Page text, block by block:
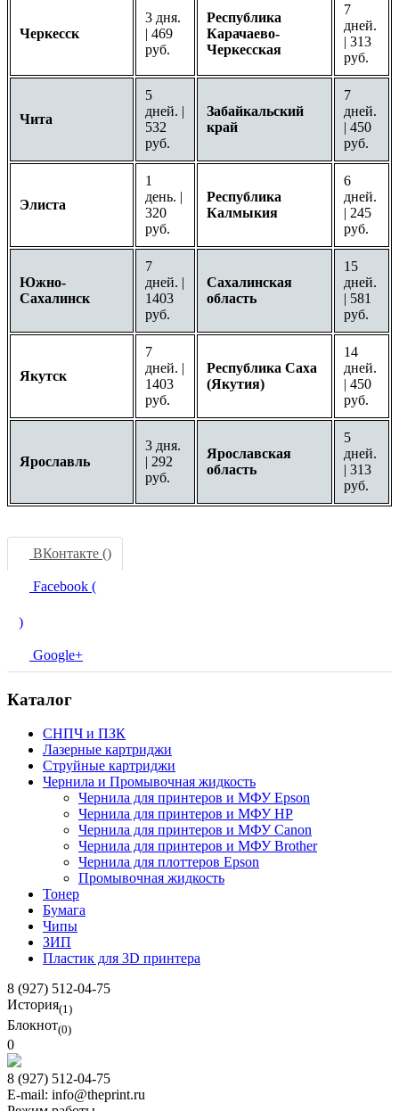
Черкесск
3 дня.
| 469
руб.
Республика
Карачаево-
Черкесская
7
дней.
| 313
руб.
Чита
5
дней. |
532
руб.
Забайкальский
край
7
дней.
| 450
руб.
Элиста
1
день. |
320
руб.
Республика
Калмыкия
6
дней.
| 245
руб.
Южно-
Сахалинск
7
дней. |
1403
руб.
Сахалинская
область
15
дней.
| 581
руб.
Якутск
7
дней. |
1403
руб.
Республика Саха
(Якутия)
14
дней.
| 450
руб.
Ярославль
3 дня.
| 292
руб.
Ярославская
область
5
дней.
| 313
руб.
ВКонтакте ()
Facebook (
)
Google+
Каталог
СНПЧ и ПЗК
Лазерные картриджи
Струйные картриджи
Чернила и Промывочная жидкость
Чернила для принтеров и МФУ Epson
Чернила для принтеров и МФУ HP
Чернила для принтеров и МФУ Canon
Чернила для принтеров и МФУ Brother
Чернила для плоттеров Epson
Промывочная жидкость
Тонер
Бумага
Чипы
ЗИП
Пластик для 3D принтера
8 (927) 512-04-75
История(1)
Блокнот(0)
0
8 (927) 512-04-75
E-mail: info@theprint.ru